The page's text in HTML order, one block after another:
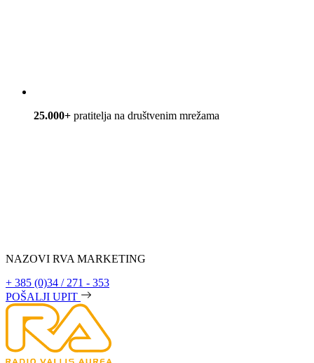
25.000+ pratitelja na društvenim mrežama
NAZOVI RVA MARKETING
+ 385 (0)34 / 271 - 353
POŠALJI UPIT